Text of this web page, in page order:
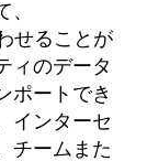
せることが
ィのデータ
ポートでき
インターセ
チームまた